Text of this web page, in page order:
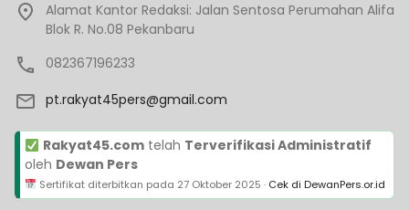
Alamat Kantor Redaksi: Jalan Sentosa Perumahan Alifa
Blok R. No.08 Pekanbaru
082367196233
pt.rakyat45pers@gmail.com
Rakyat45.comtelah Terverifikasi Administratif
oleh Dewan Pers
Sertifikat diterbitkan pada 27 Oktober 2025 · Cek di DewanPers.or.id